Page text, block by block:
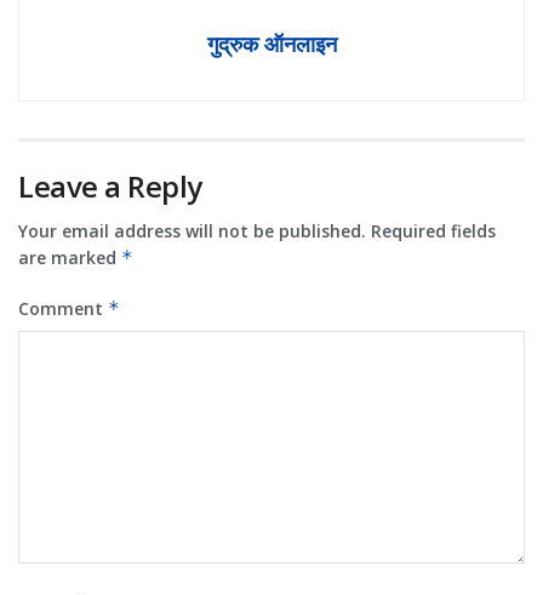
गुद्रुक ऑनलाइन
Leave a Reply
Your email address will not be published. Required fields
are marked *
Comment *